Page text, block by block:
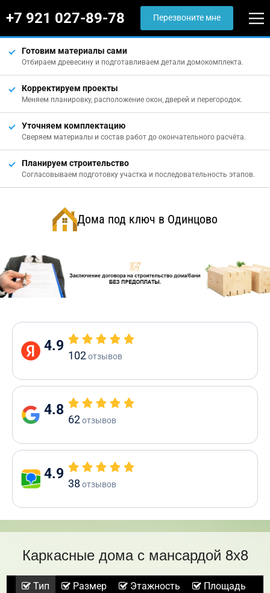
+7 921 027-89-78 Перезвоните мне
Готовим материалы сами
Отбираем древесину и подготавливаем детали домокомплекта.
Корректируем проекты
Меняем планировку, расположение окон, дверей и перегородок.
Уточняем комплектацию
Сверяем материалы и состав работ до окончательного расчёта.
Планируем строительство
Согласовываем подготовку участка и последовательность этапов.
Дома под ключ в Одинцово
4.9
102отзывов
4.8
62отзывов
4.9
38 отзывов
Каркасные дома с мансардой 8х8
Тип Размер Этажность
Площадь